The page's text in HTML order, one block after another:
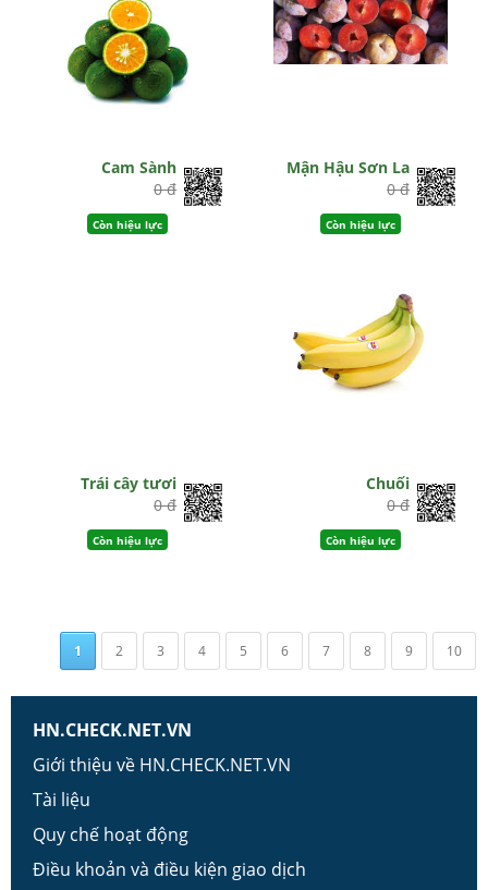
Cam Sành
0 đ
Còn hiệu lực
Mận Hậu Sơn La
0 đ
Còn hiệu lực
Trái cây tươi
0 đ
Còn hiệu lực
Chuối
0 đ
Còn hiệu lực
1 2 3 4 5 6 7 8 9 10
HN.CHECK.NET.VN
Giới thiệu về HN.CHECK.NET.VN
Tài liệu
Quy chế hoạt động
Điều khoản và điều kiện giao dịch